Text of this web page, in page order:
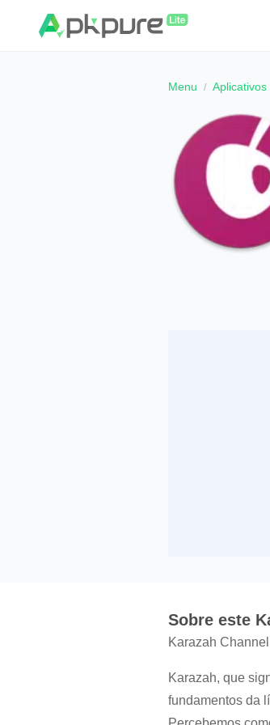
Menu Aplicativos
Sobre este
Karazah
Karazah, que
fundamentos da